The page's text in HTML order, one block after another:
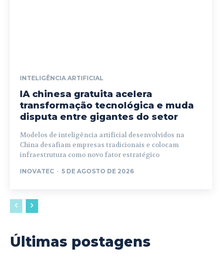
INTELIGÊNCIA ARTIFICIAL
IA chinesa gratuita acelera
transformação tecnológica e muda
disputa entre gigantes do setor
Modelos de inteligência artificial desenvolvidos na
China desafiam empresas tradicionais e colocam
infraestrutura como novo fator estratégico
INOVATEC - 5 DE AGOSTO DE 2026
Últimas postagens